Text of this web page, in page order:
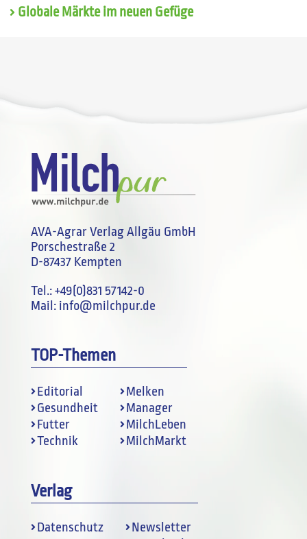
Globale Märkte im neuen Gefüge
AVA-Agrar Verlag Allgäu GmbH
Porschestraße 2
D-87437 Kempten
Tel.:+49(0)831 57142-0
Mail: info@milchpur.de
TOP-Themen
Editorial
Gesundheit
Futter
Technik
Melken
Manager
MilchLeben
MilchMarkt
Verlag
Datenschutz
Newsletter